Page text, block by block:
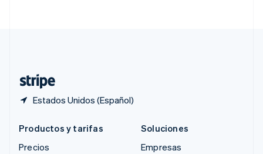
Estados Unidos (Español)
Productos y tarifas
Precios
Soluciones
Empresas